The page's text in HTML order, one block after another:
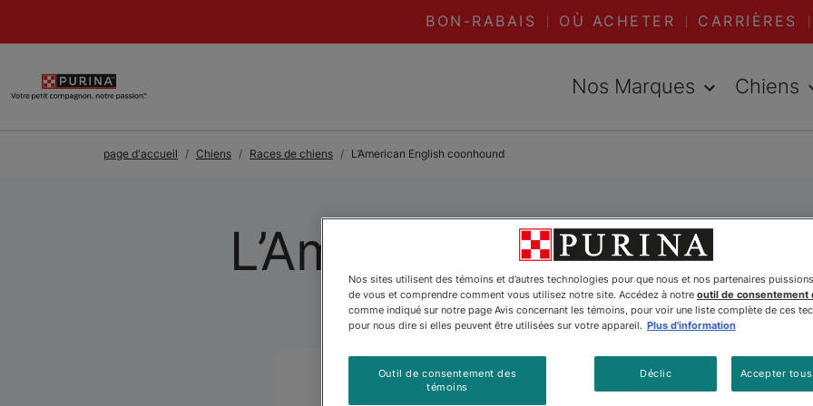
BON-RABAIS OÙ ACHETER CARRIÈRES
Nos Marques Chiens
page d'accueil Chiens Races de chiens L’American English coonhound
L’American English
Nos sites utilisent des témoins et d’autres technologies pour que nous et nos partenaires
de vous et comprendre comment vous utilisez notre site. Accédez à notre outil de consentement
comme indiqué sur notre page Avis concernant les témoins, pour voir une liste complète de ces
pour nous dire si elles peuvent être utilisées sur votre appareil. Plus d'information
Déclic Accepter
Outil de consentement des
témoins